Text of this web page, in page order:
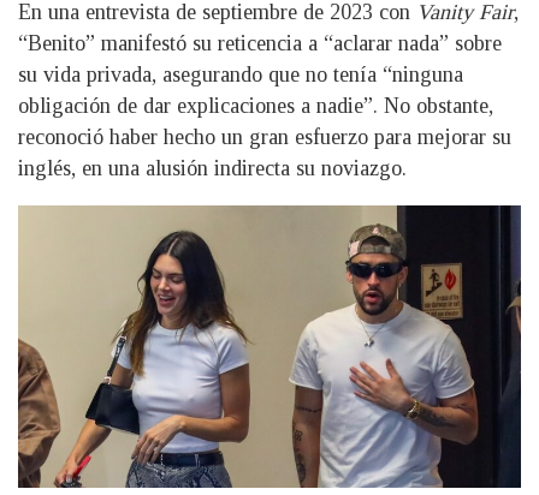
En una entrevista de septiembre de 2023 con Vanity Fair,
“Benito” manifestó su reticencia a “aclarar nada” sobre
su vida privada, asegurando que no tenía “ninguna
obligación de dar explicaciones a nadie”. No obstante,
reconoció haber hecho un gran esfuerzo para mejorar su
inglés, en una alusión indirecta su noviazgo.